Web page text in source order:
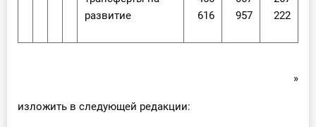
развитие
616
957
222
»
изложить в следующей редакции: